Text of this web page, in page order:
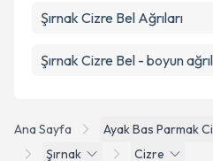
Ana Sayfa
Ayak Bas Parmak
Şırnak
Cizre
Şırnak Cizre Bel Ağrıları
Şırnak Cizre Bel - boyun